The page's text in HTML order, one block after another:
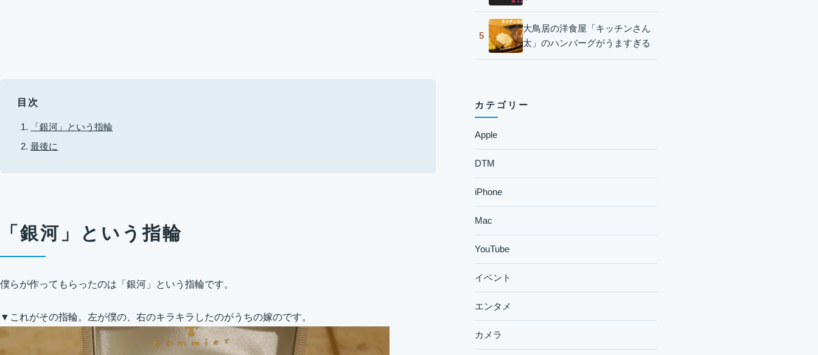
目次
「銀河」という指輪
最後に
「銀河」という指輪
僕らが作ってもらったのは「銀河」という指輪です。
▼これがその指輪。左が僕の、右のキラキラしたのがうちの嫁のです。
5
大鳥居の洋食屋「キッチンさん
太」のハンバーグがうますぎる
カテゴリー
Apple
DTM
iPhone
Mac
YouTube
イベント
エンタメ
カメラ